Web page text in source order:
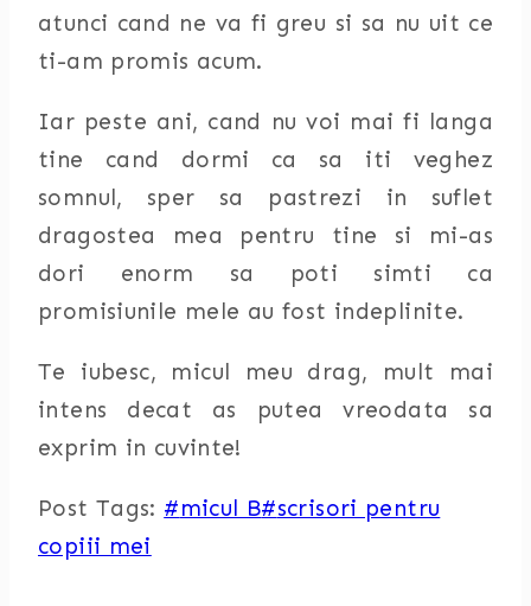
atunci cand ne va fi greu si sa nu uit ce
ti-am promis acum.
Iar peste ani, cand nu voi mai fi langa
tine cand dormi ca sa iti veghez
somnul, sper sa pastrezi in suflet
dragostea mea pentru tine si mi-as
dori enorm sa poti simti ca
promisiunile mele au fost indeplinite.
Te iubesc, micul meu drag, mult mai
intens decat as putea vreodata sa
exprim in cuvinte!
Post Tags: #micul B#scrisori pentru
copiii mei